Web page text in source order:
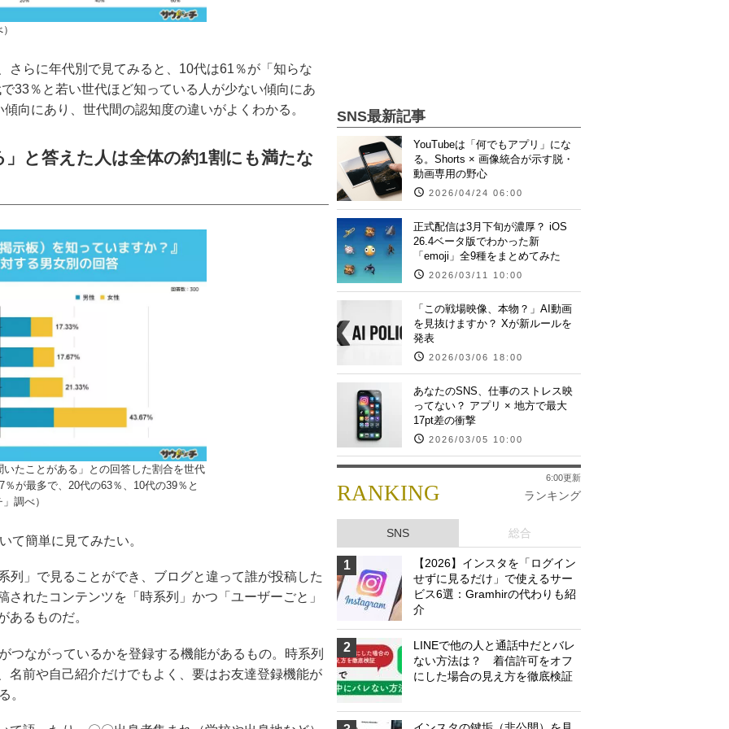
さらに年代別で見てみると、10代は61％が「知らな
33％と若い世代ほど知っている人が少ない傾向にあ
向にあり、世代間の認知度の違いがよくわかる。
と答えた人は全体の約1割にも満たな
たことがある」との回答した割合を世代
が最多で、20代の63％、10代の39％と
調べ）
て簡単に見てみたい。
列」で見ることができ、ブログと違って誰が投稿した
れたコンテンツを「時系列」かつ「ユーザーごと」
あるものだ。
つながっているかを登録する機能があるもの。時系列
名前や自己紹介だけでもよく、要はお友達登録機能が
。
SNS最新記事
YouTubeは「何でもアプリ」にな
る。Shorts × 画像統合が示す脱・
動画専用の野心
2026/04/24 06:00
正式配信は3月下旬が濃厚？ iOS
26.4ベータ版でわかった新
「emoji」全9種をまとめてみた
2026/03/11 10:00
「この戦場映像、本物？」AI動画
を見抜けますか？ Xが新ルールを
発表
2026/03/06 18:00
あなたのSNS、仕事のストレス映
ってない？ アプリ × 地方で最大
17pt差の衝撃
2026/03/05 10:00
RANKING ランキング
6:00更新
SNS 総合
1
【2026】インスタを「ログイン
せずに見るだけ」で使えるサー
ビス6選：Gramhirの代わりも紹
介
2
LINEで他の人と通話中だとバレ
ない方法は？ 着信許可をオフ
にした場合の見え方を徹底検証